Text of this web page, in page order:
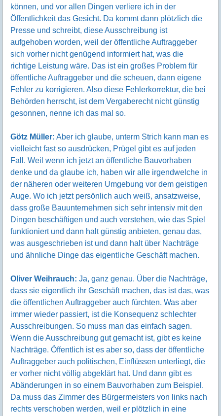
können, und vor allen Dingen verliere ich in der
Öffentlichkeit das Gesicht. Da kommt dann plötzlich die
Presse und schreibt, diese Ausschreibung ist
aufgehoben worden, weil der öffentliche Auftraggeber
sich vorher nicht genügend informiert hat, was die
richtige Leistung wäre. Das ist ein großes Problem für
öffentliche Auftraggeber und die scheuen, dann eigene
Fehler zu korrigieren. Also diese Fehlerkorrektur, die bei
Behörden herrscht, ist dem Vergaberecht nicht günstig
gesonnen, nenne ich das mal so.
Götz Müller: Aber ich glaube, unterm Strich kann man es
vielleicht fast so ausdrücken, Prügel gibt es auf jeden
Fall. Weil wenn ich jetzt an öffentliche Bauvorhaben
denke und da glaube ich, haben wir alle irgendwelche in
der näheren oder weiteren Umgebung vor dem geistigen
Auge. Wo ich jetzt persönlich auch weiß, ansatzweise,
dass große Bauunternehmen sich sehr intensiv mit den
Dingen beschäftigen und auch verstehen, wie das Spiel
funktioniert und dann halt günstig anbieten, genau das,
was ausgeschrieben ist und dann halt über Nachträge
und ähnliche Dinge das eigentliche Geschäft machen.
Oliver Weihrauch: Ja, ganz genau. Über die Nachträge,
dass sie eigentlich ihr Geschäft machen, das ist das, was
die öffentlichen Auftraggeber auch fürchten. Was aber
immer wieder passiert, ist die Konsequenz schlechter
Ausschreibungen. So muss man das einfach sagen.
Wenn die Ausschreibung gut gemacht ist, gibt es keine
Nachträge. Öffentlich ist es aber so, dass der öffentliche
Auftraggeber auch politischen, Einflüssen unterliegt, die
er vorher nicht völlig abgeklärt hat. Und dann gibt es
Abänderungen in so einem Bauvorhaben zum Beispiel.
Da muss das Zimmer des Bürgermeisters von links nach
rechts verschoben werden, weil er plötzlich in eine